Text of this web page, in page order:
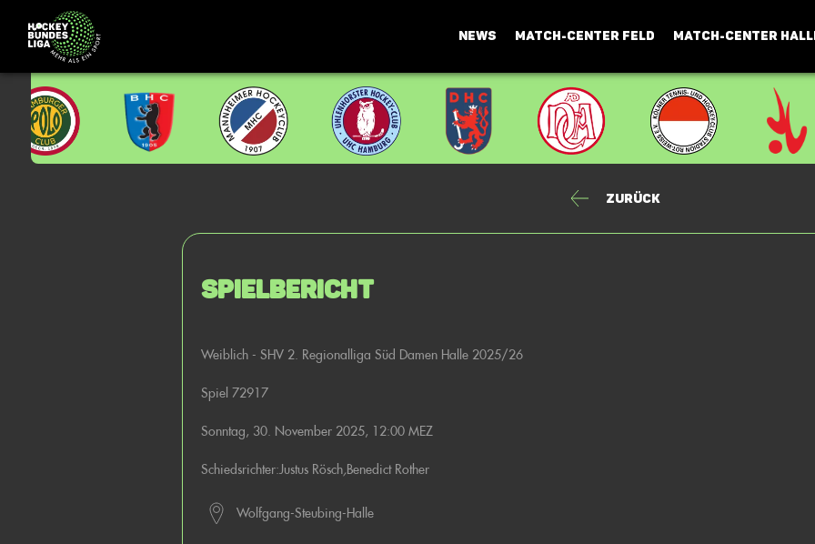
NEWS MATCH-CENTER FELD MATCH-CENTER
Zurück
Spielbericht
Weiblich - SHV 2. Regionalliga Süd Damen Halle 2025/26
Spiel 72917
Sonntag, 30. November 2025, 12:00 MEZ
Schiedsrichter:Justus Rösch,Benedict Rother
Wolfgang-Steubing-Halle